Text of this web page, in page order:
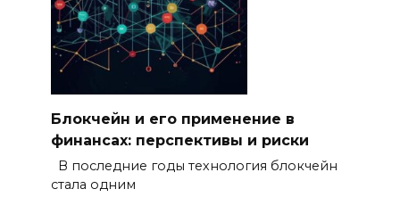
Блокчейн и его применение в
финансах: перспективы и риски
В последние годы технология блокчейн
стала одним